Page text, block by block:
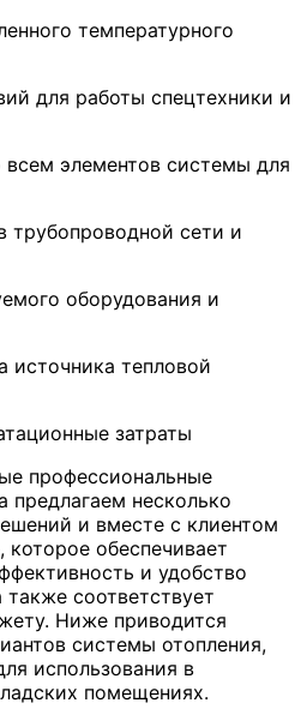
температурного
для работы спецтехники и
элементов системы для
трубопроводной сети и
оборудования и
источника тепловой
затраты
профессиональные
предлагаем несколько
и вместе с клиентом
обеспечивает
и удобство
соответствует
Ниже приводится
системы отопления,
использования в
помещениях.